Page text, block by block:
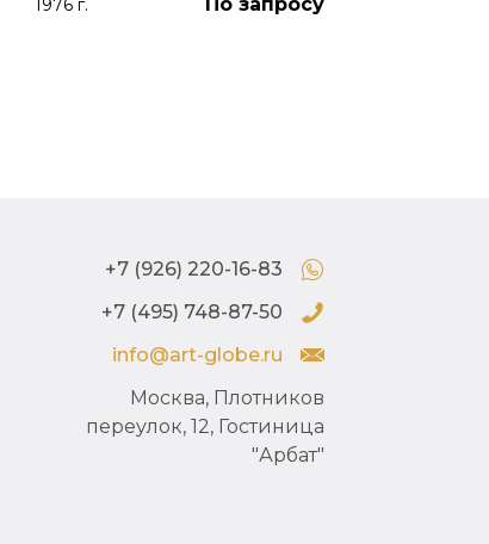
+7 (926) 220-16-83
+7 (495) 748-87-50
info@art-globe.ru
Москва, Плотников
переулок, 12, Гостиница
"Арбат"